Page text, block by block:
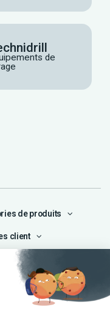
de
de produits
client